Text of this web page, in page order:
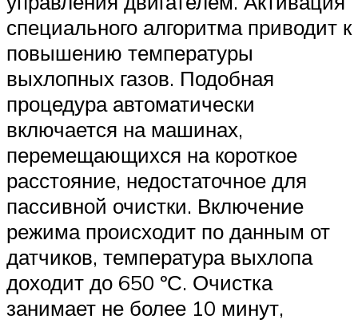
специального алгоритма приводит к
повышению температуры
выхлопных газов. Подобная
процедура автоматически
включается на машинах,
перемещающихся на короткое
расстояние, недостаточное для
пассивной очистки. Включение
режима происходит по данным от
датчиков, температура выхлопа
доходит до 650 ºС. Очистка
занимает не более 10 минут,